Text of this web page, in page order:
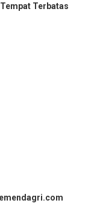
Terbatas